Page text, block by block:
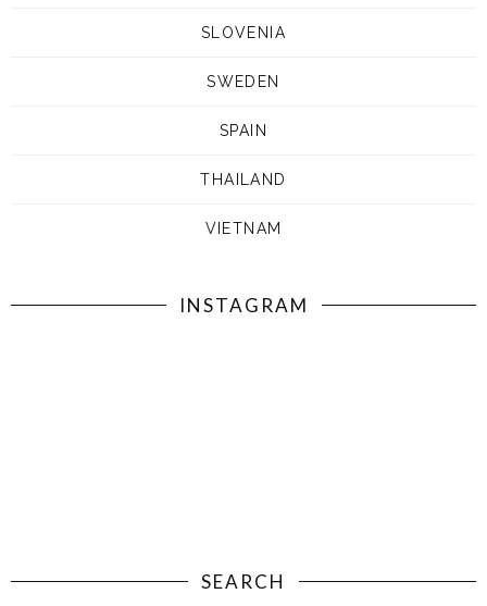
SLOVENIA
SWEDEN
SPAIN
THAILAND
VIETNAM
INSTAGRAM
SEARCH